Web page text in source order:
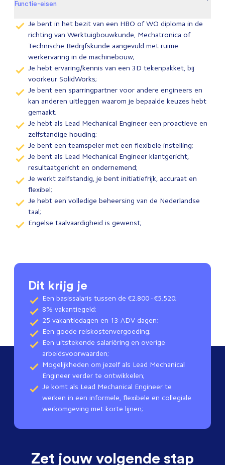
Functie-eisen
Je bent in het bezit van een HBO of WO diploma in de
richting van Werktuigbouwkunde, Mechatronica of
Technische Bedrijfskunde aangevuld met ruime
werkervaring in de machinebouw;
Je hebt ervaring/kennis van een 3D tekenpakket, bij
voorkeur SolidWorks;
Je bent een sparringpartner voor andere engineers en
kan anderen uitleggen waarom je bepaalde keuzes hebt
gemaakt;
Je hebt als Lead Mechanical Engineer een proactieve en
zelfstandige houding;
Je bent een teamspeler met een flexibele instelling;
Je bent als Lead Mechanical Engineer klantgericht,
resultaatgericht en ondernemend;
Je werkt zelfstandig, je bent initiatiefrijk, accuraat en
flexibel;
Je hebt een volledige beheersing van de Nederlandse
taal;
Engelse taalvaardigheid is gewenst;
Dit krijg je
Een basissalaris tussen de €2.800 - €5.520;
8% vakantiegeld;
25 vakantiedagen en 13 ADV dagen;
Een goede reiskostenvergoeding;
Een uitstekende salariëring en overige
arbeidsvoorwaarden;
Mogelijkheden om jezelf als Lead Mechanical
Engineer verder te ontwikkelen;
Je komt als Lead Mechanical Engineer te
werken in een informele, flexibele en collegiale
werkomgeving met korte lijnen;
Zet jouw volgende stap